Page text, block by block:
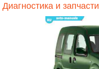
Диагностика и запчасти